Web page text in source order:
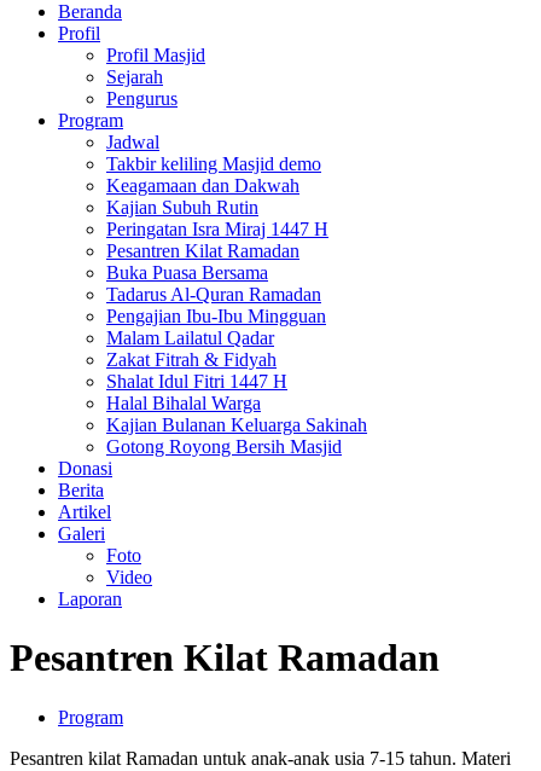
Beranda
Profil
Profil Masjid
Sejarah
Pengurus
Program
Jadwal
Takbir keliling Masjid demo
Keagamaan dan Dakwah
Kajian Subuh Rutin
Peringatan Isra Miraj 1447 H
Pesantren Kilat Ramadan
Buka Puasa Bersama
Tadarus Al-Quran Ramadan
Pengajian Ibu-Ibu Mingguan
Malam Lailatul Qadar
Zakat Fitrah & Fidyah
Shalat Idul Fitri 1447 H
Halal Bihalal Warga
Kajian Bulanan Keluarga Sakinah
Gotong Royong Bersih Masjid
Donasi
Berita
Artikel
Galeri
Foto
Video
Laporan
Pesantren Kilat Ramadan
Program
Pesantren kilat Ramadan untuk anak-anak usia 7-15 tahun. Materi